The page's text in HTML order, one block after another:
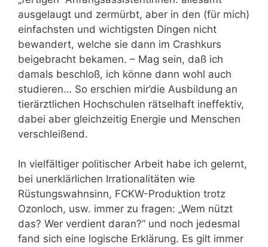
ausgelaugt und zermürbt, aber in den (für mich)
einfachsten und wichtigsten Dingen nicht
bewandert, welche sie dann im Crashkurs
beigebracht bekamen. – Mag sein, daß ich
damals beschloß, ich könne dann wohl auch
studieren… So erschien mir’die Ausbildung an
tierärztlichen Hochschulen rätselhaft ineffektiv,
dabei aber gleichzeitig Energie und Menschen
verschleißend.
In vielfältiger politischer Arbeit habe ich gelernt,
bei unerklärlichen Irrationalitäten wie
Rüstungswahnsinn, FCKW-Produktion trotz
Ozonloch, usw. immer zu fragen: „Wem nützt
das? Wer verdient daran?“ und noch jedesmal
fand sich eine logische Erklärung. Es gilt immer